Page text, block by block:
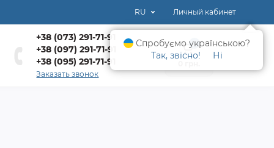
RU Личный кабинет
+38 (073) 291-71-91
+38 (097) 291-71-91
+38 (095) 291-71-91
Заказать звонок
0
Спробуємо українською?
Так, звісно!
Ні